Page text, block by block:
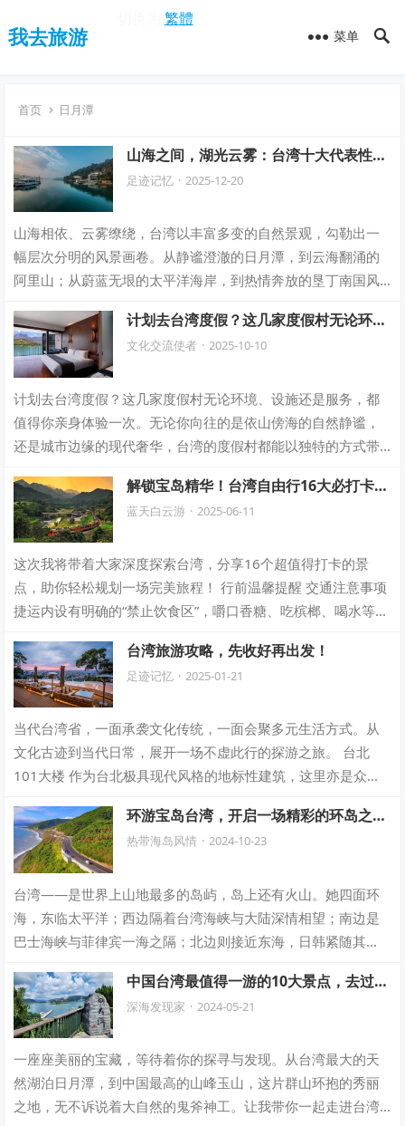
繁體
我去旅游 菜单
首页 日月潭
山海之间，湖光云雾：台湾十大代表性风
景名录
足迹记忆 · 2025-12-20
山海相依、云雾缭绕，台湾以丰富多变的自然景观，勾勒出一
幅层次分明的风景画卷。从静谧澄澈的日月潭，到云海翻涌的
阿里山；从蔚蓝无垠的太平洋海岸，到热情奔放的垦丁南国风
计划去台湾度假？这几家度假村无论环
境、设施还是服务，都值得你亲身体验一
次
文化交流使者 · 2025-10-10
计划去台湾度假？这几家度假村无论环境、设施还是服务，都
值得你亲身体验一次。无论你向往的是依山傍海的自然静谧，
还是城市边缘的现代奢华，台湾的度假村都能以独特的方式带
解锁宝岛精华！台湾自由行16大必打卡景
点+避坑指南
蓝天白云游 · 2025-06-11
这次我将带着大家深度探索台湾，分享16个超值得打卡的景
点，助你轻松规划一场完美旅程！ 行前温馨提醒 交通注意事项
捷运内设有明确的“禁止饮食区”，嚼口香糖、吃槟榔、喝水等行
台湾旅游攻略，先收好再出发！
足迹记忆 · 2025-01-21
当代台湾省，一面承袭文化传统，一面会聚多元生活方式。从
文化古迹到当代日常，展开一场不虚此行的探游之旅。 台北
101大楼 作为台北极具现代风格的地标性建筑，这里亦是众多
环游宝岛台湾，开启一场精彩的环岛之
旅！
热带海岛风情 · 2024-10-23
台湾——是世界上山地最多的岛屿，岛上还有火山。她四面环
海，东临太平洋；西边隔着台湾海峡与大陆深情相望；南边是
巴士海峡与菲律宾一海之隔；北边则接近东海，日韩紧随其
中国台湾最值得一游的10大景点，去过其
中5个就算是真正的旅游达人了
深海发现家 · 2024-05-21
一座座美丽的宝藏，等待着你的探寻与发现。从台湾最大的天
然湖泊日月潭，到中国最高的山峰玉山，这片群山环抱的秀丽
之地，无不诉说着大自然的鬼斧神工。让我带你一起走进台湾